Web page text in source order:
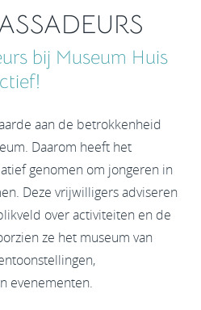
bij Museum Huis
aan de betrokkenheid
Daarom heeft het
genomen om jongeren in
Deze vrijwilligers adviseren
over activiteiten en de
ze het museum van
evenementen.